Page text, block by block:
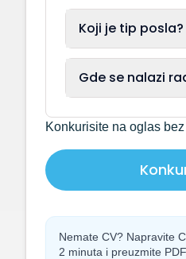
Koji je tip posla?
Gde se nalazi
Konkurisite na oglas
Nemate CV? Napravite
2 minuta i preuzmite